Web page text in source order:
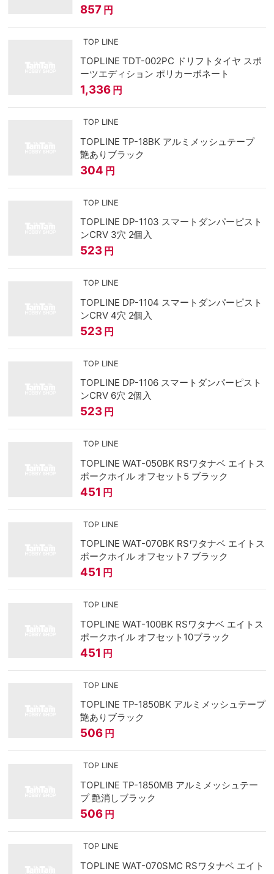
857 円
TOP LINE
TOPLINE TDT-002PC ドリフトタイヤ スポ
ーツエディション ポリカーボネート
1,336 円
TOP LINE
TOPLINE TP-18BK アルミメッシュテープ
艶ありブラック
304 円
TOP LINE
TOPLINE DP-1103 スマートダンパーピスト
ンCRV 3穴 2個入
523 円
TOP LINE
TOPLINE DP-1104 スマートダンパーピスト
ンCRV 4穴 2個入
523 円
TOP LINE
TOPLINE DP-1106 スマートダンパーピスト
ンCRV 6穴 2個入
523 円
TOP LINE
TOPLINE WAT-050BK RSワタナベ エイトス
ポークホイル オフセット5 ブラック
451 円
TOP LINE
TOPLINE WAT-070BK RSワタナベ エイトス
ポークホイル オフセット7 ブラック
451 円
TOP LINE
TOPLINE WAT-100BK RSワタナベ エイトス
ポークホイル オフセット10ブラック
451 円
TOP LINE
TOPLINE TP-1850BK アルミメッシュテープ
艶ありブラック
506 円
TOP LINE
TOPLINE TP-1850MB アルミメッシュテー
プ 艶消しブラック
506 円
TOP LINE
TOPLINE WAT-070SMC RSワタナベ エイト